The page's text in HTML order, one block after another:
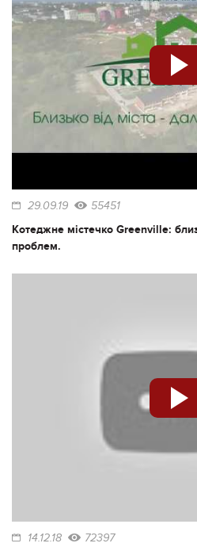
29.09.19 55451
Котеджне містечко Greenville:
проблем.
14.12.18 72397